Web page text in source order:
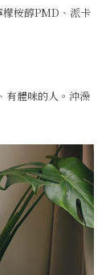
檬桉醇PMD、派卡
有體味的人。沖澡